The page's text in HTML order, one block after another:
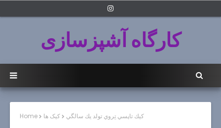
کارگاه آشپزسازی
Home کیک ها كيك تاپسي تِروي تولد يك سالگي